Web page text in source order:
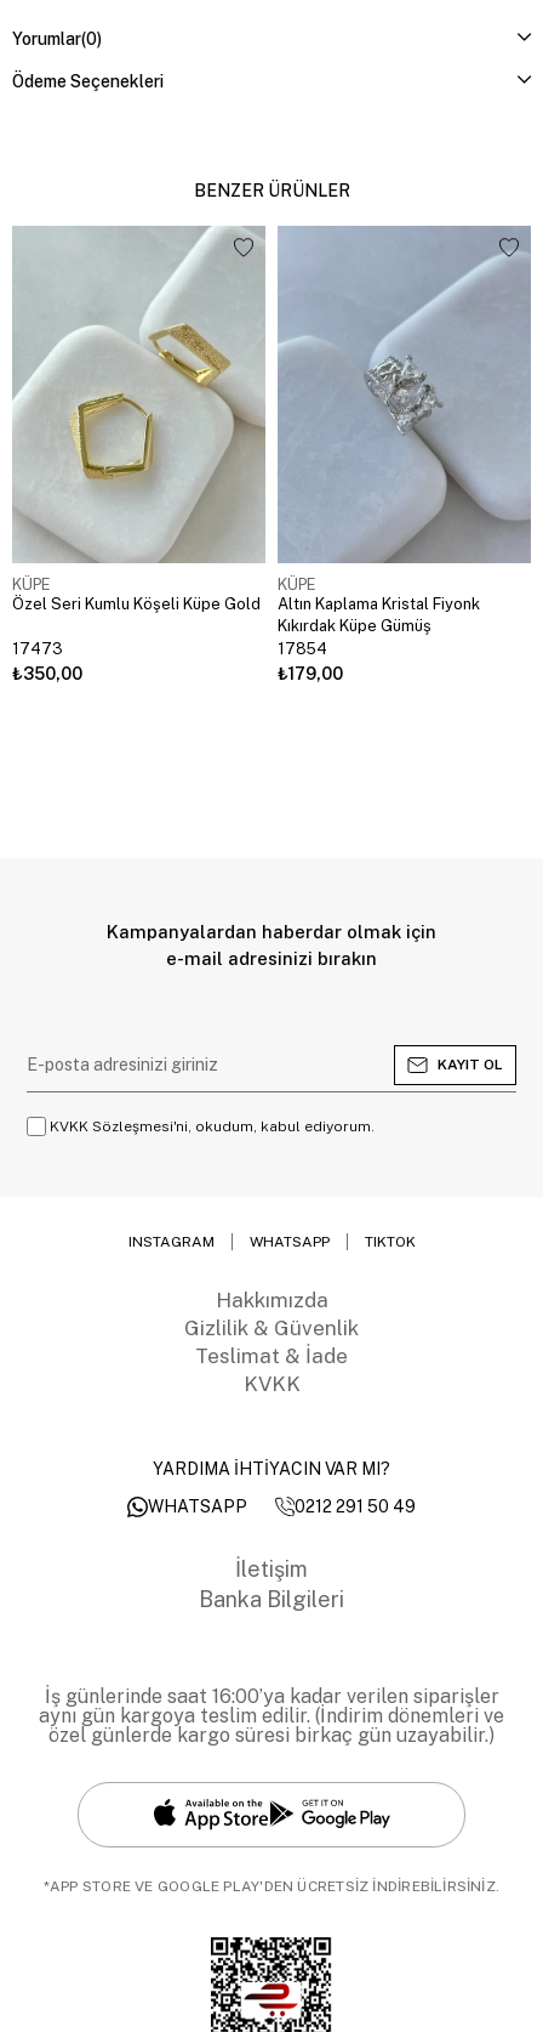
Yorumlar(0)
Ödeme Seçenekleri
BENZER ÜRÜNLER
KÜPE
Özel Seri Kumlu Köşeli Küpe Gold
17473
₺350,00
KÜPE
Altın Kaplama Kristal Fiyonk
Kıkırdak Küpe Gümüş
17854
₺179,00
Kampanyalardan haberdar olmak için
e-mail adresinizi bırakın
KAYIT OL
KVKK Sözleşmesi'ni, okudum, kabul ediyorum.
INSTAGRAM WHATSAPP TIKTOK
Hakkımızda
Gizlilik & Güvenlik
Teslimat & İade
KVKK
YARDIMA İHTİYACIN VAR MI?
WHATSAPP
0212 291 50 49
İletişim
Banka Bilgileri
İş günlerinde saat 16:00’ya kadar verilen siparişler
aynı gün kargoya teslim edilir. (İndirim dönemleri ve
özel günlerde kargo süresi birkaç gün uzayabilir.)
*APP STORE VE GOOGLE PLAY'DEN ÜCRETSİZ İNDİREBİLİRSİNİZ.